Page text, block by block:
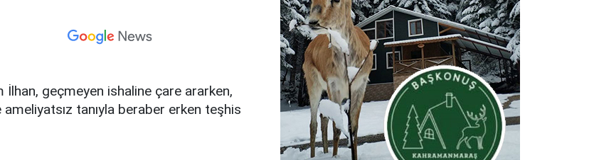
İlhan, geçmeyen ishaline çare ararken,
tanıyla beraber erken teşhis